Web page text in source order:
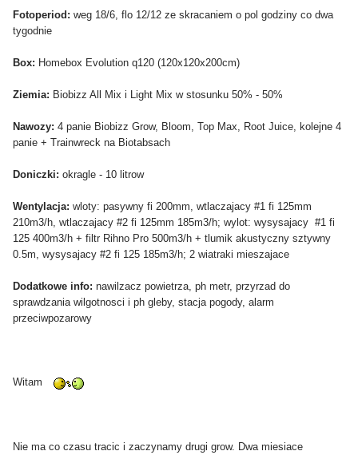
Fotoperiod: weg 18/6, flo 12/12 ze skracaniem o pol godziny co dwa
tygodnie
Box: Homebox Evolution q120 (120x120x200cm)
Ziemia: Biobizz All Mix i Light Mix w stosunku 50% - 50%
Nawozy: 4 panie Biobizz Grow, Bloom, Top Max, Root Juice, kolejne 4
panie + Trainwreck na Biotabsach
Doniczki: okragle - 10 litrow
Wentylacja: wloty: pasywny fi 200mm, wtlaczajacy #1 fi 125mm
210m3/h, wtlaczajacy #2 fi 125mm 185m3/h; wylot: wysysajacy #1 fi
125 400m3/h + filtr Rihno Pro 500m3/h + tlumik akustyczny sztywny
0.5m, wysysajacy #2 fi 125 185m3/h; 2 wiatraki mieszajace
Dodatkowe info: nawilzacz powietrza, ph metr, przyrzad do
sprawdzania wilgotnosci i ph gleby, stacja pogody, alarm
przeciwpozarowy
Witam
Nie ma co czasu tracic i zaczynamy drugi grow. Dwa miesiace